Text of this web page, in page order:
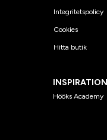
Integritetspolicy
Cookies
Hitta butik
INSPIRATION
Hööks Academy